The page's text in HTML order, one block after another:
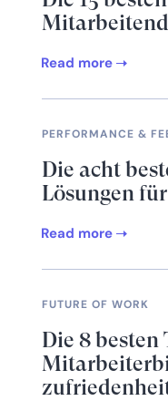
Read more
PERFORMANCE &
Die acht
Lösungen
Read more
FUTURE OF WORK
Die 8 besten